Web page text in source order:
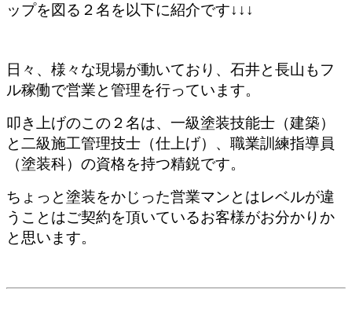
ップを図る２名を以下に紹介です↓↓↓
日々、様々な現場が動いており、石井と長山もフ
ル稼働で営業と管理を行っています。
叩き上げのこの２名は、一級塗装技能士（建築）
と二級施工管理技士（仕上げ）、職業訓練指導員
（塗装科）の資格を持つ精鋭です。
ちょっと塗装をかじった営業マンとはレベルが違
うことはご契約を頂いているお客様がお分かりか
と思います。